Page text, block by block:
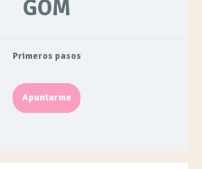
GOM
Primeros pasos
Apuntarme